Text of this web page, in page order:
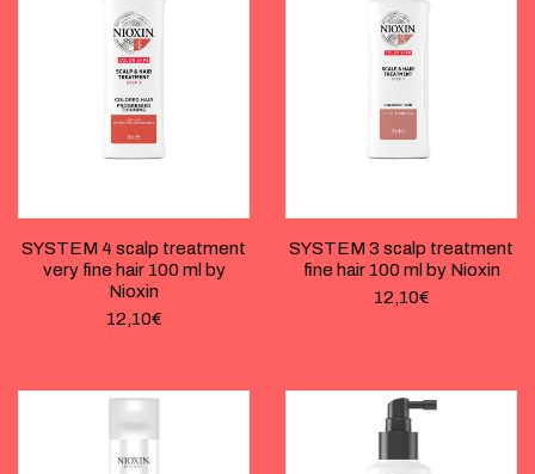
SYSTEM 4 scalp treatment
very fine hair 100 ml by
Nioxin
12,10€
SYSTEM 3 scalp treatment
fine hair 100 ml by Nioxin
12,10€